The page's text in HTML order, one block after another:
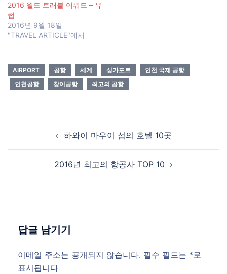
2016 월드 트래블 어워드 – 유
럽
2016년 9월 18일
"TRAVEL ARTICLE"에서
AIRPORT 공항 세계 싱가포르
인천 국제 공항
인천공항
창이공항 최고의 공항
navigation하와이 마우이 섬의 호텔 10곳
2016년 최고의 항공사 TOP 10
답글 남기기
이메일 주소는 공개되지 않습니다. 필수 필드는 *로
표시됩니다